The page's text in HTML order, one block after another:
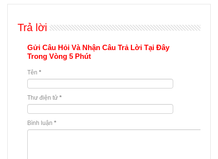
Trả lời
Gửi Câu Hỏi Và Nhận Câu Trả Lời Tại Đây
Trong Vòng 5 Phút
Tên *
Thư điện tử *
Bình luận *